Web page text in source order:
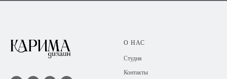
О НАС
Студия
Контакты